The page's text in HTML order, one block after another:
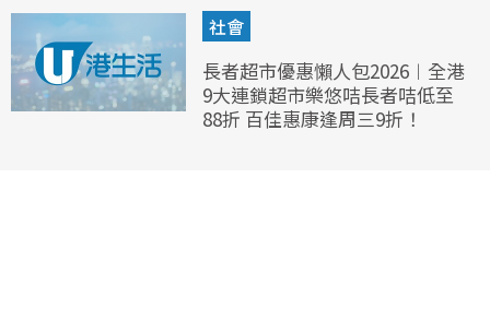
社會
長者超市優惠懶人包2026︱全港
9大連鎖超市樂悠咭長者咭低至
88折 百佳惠康逢周三9折！